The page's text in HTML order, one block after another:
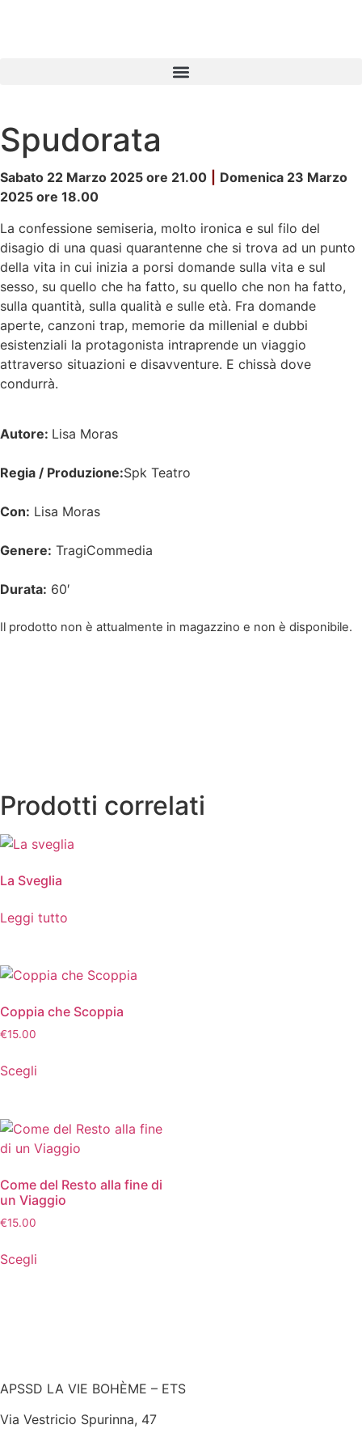
Spudorata
Sabato 22 Marzo 2025 ore 21.00
Domenica 23 Marzo
2025 ore 18.00
La confessione semiseria, molto ironica e sul filo del
disagio di una quasi quarantenne che si trova ad un punto
della vita in cui inizia a porsi domande sulla vita e sul
sesso, su quello che ha fatto, su quello che non ha fatto,
sulla quantità, sulla qualità e sulle età. Fra domande
aperte, canzoni trap, memorie da millenial e dubbi
esistenziali la protagonista intraprende un viaggio
attraverso situazioni e disavventure. E chissà dove
condurrà.
Autore: Lisa Moras
Regia / Produzione:Spk Teatro
Con: Lisa Moras
Genere: TragiCommedia
Durata: 60′
Il prodotto non è attualmente in magazzino e non è disponibile.
Prodotti correlati
La Sveglia
Leggi tutto
Coppia che Scoppia
€15.00
Scegli
Come del Resto alla fine di
un Viaggio
€15.00
Scegli
APSSD LA VIE BOHÈME – ETS
Via Vestricio Spurinna, 47